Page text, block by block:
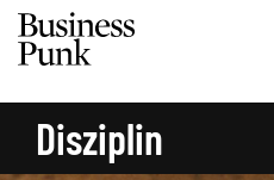
Disziplin